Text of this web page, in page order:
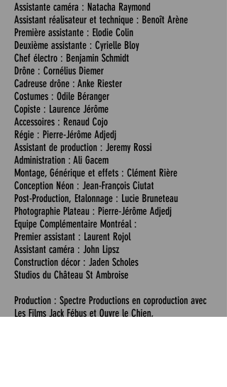
Assistante caméra : Natacha Raymond
Assistant réalisateur et technique : Benoît Arène
Première assistante : Elodie Colin
Deuxième assistante : Cyrielle Bloy
Chef électro : Benjamin Schmidt
Drône : Cornélius Diemer
Cadreuse drône : Anke Riester
Costumes : Odile Béranger
Copiste : Laurence Jérôme
Accessoires : Renaud Cojo
Régie : Pierre-Jérôme Adjedj
Assistant de production : Jeremy Rossi
Administration : Ali Gacem
Montage, Générique et effets : Clément Rière
Conception Néon : Jean-François Ciutat
Post-Production, Etalonnage : Lucie Bruneteau
Photographie Plateau : Pierre-Jérôme Adjedj
Equipe Complémentaire Montréal :
Premier assistant : Laurent Rojol
Assistant caméra : John Lipsz
Construction décor : Jaden Scholes
Studios du Château St Ambroise
Production : Spectre Productions en coproduction avec
Les Films Jack Fébus et Ouvre le Chien,